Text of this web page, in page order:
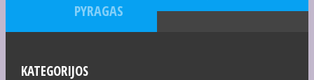
PYRAGAS
KATEGORIJOS